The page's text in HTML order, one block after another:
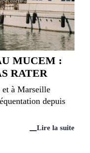
MUCEM :
RATER
et à Marseille
depuis
Lire la suite